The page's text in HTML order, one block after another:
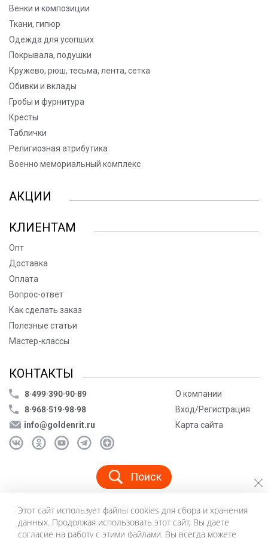
Венки и композиции
Ткани, гипюр
Одежда для усопших
Покрывала, подушки
Кружево, рюш, тесьма, лента, сетка
Обивки и вклады
Гробы и фурнитура
Кресты
Таблички
Религиозная атрибутика
Военно мемориальный комплекс
АКЦИИ
КЛИЕНТАМ
Опт
Доставка
Оплата
Вопрос-ответ
Как сделать заказ
Полезные статьи
Мастер-классы
КОНТАКТЫ
8·499·390·90·89
8·968·519·98·98
info@goldenrit.ru
О компании
Вход/Регистрация
Карта сайта
Поиск
© ООО «Голденрит», 2005-2026
Этот сайт использует файлы cookies для сбора и хранения
данных. Продолжая использовать этот сайт, Вы даете
согласие на работу с этими файлами. Вы всегда можете